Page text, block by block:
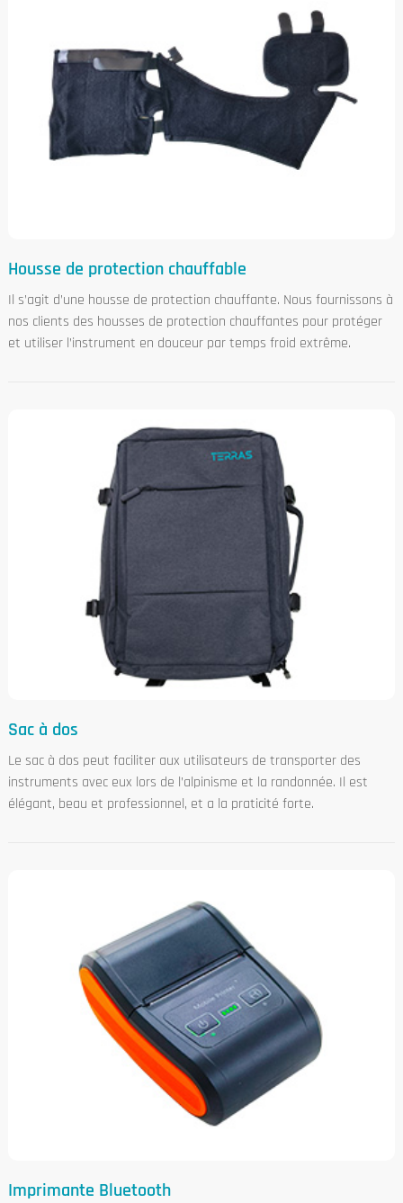
Housse de protection chauffable
Il s’agit d’une housse de protection chauffante. Nous fournissons à
nos clients des housses de protection chauffantes pour protéger
et utiliser l’instrument en douceur par temps froid extrême.
Sac à dos
Le sac à dos peut faciliter aux utilisateurs de transporter des
instruments avec eux lors de l’alpinisme et la randonnée. Il est
élégant, beau et professionnel, et a la praticité forte.
Imprimante Bluetooth